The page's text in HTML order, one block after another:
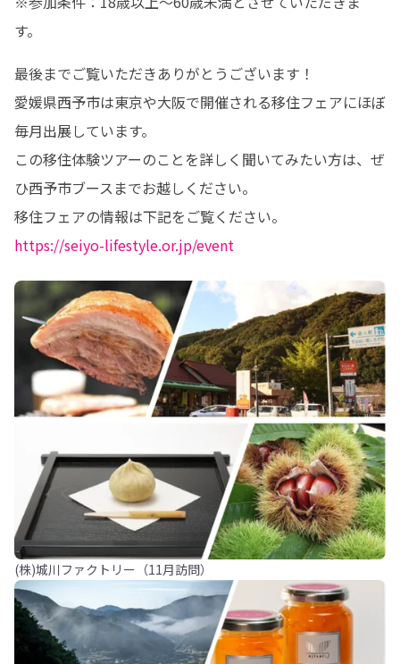
す。
最後までご覧いただきありがとうございます！
愛媛県西予市は東京や大阪で開催される移住フェアにほぼ
毎月出展しています。
この移住体験ツアーのことを詳しく聞いてみたい方は、ぜ
ひ西予市ブースまでお越しください。
https://seiyo-lifestyle.or.jp/event
(株)城川ファクトリー（11月訪問）